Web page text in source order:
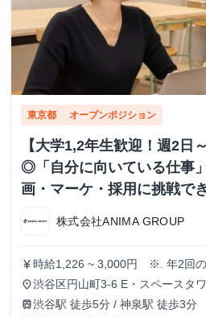
東京都 オープンポジション
【大学1,2年生歓迎！週2日
◎「自分に向いている仕事
画・マーケ・採用に挑戦で
株式会社ANIMA GROUP
currency_yen 時給1,226 ~ 3,000円 ※. 年2回の
place渋谷区円山町3-6 E・スペースタ
train渋谷駅 徒歩5分 / 神泉駅 徒歩3分